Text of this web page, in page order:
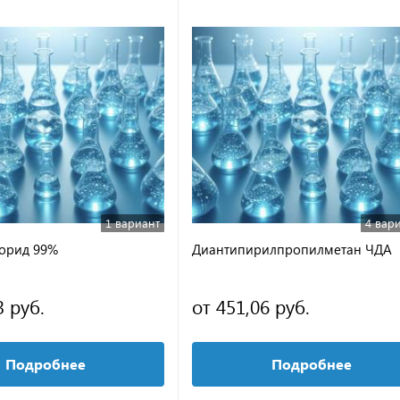
1 вариант
99%
руб.
Подробнее
4
Диантипирилпропилметан ЧДА
от 451,06 руб.
Подробнее